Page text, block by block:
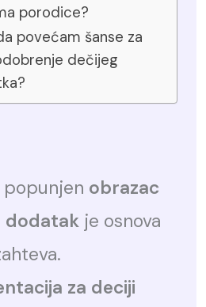
porodice?
povećam šanse za
dečijeg
popunjen obrazac
dodatak je osnova
za deciji